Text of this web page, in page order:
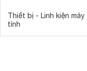
Thiết bị - Linh kiện máy
tính